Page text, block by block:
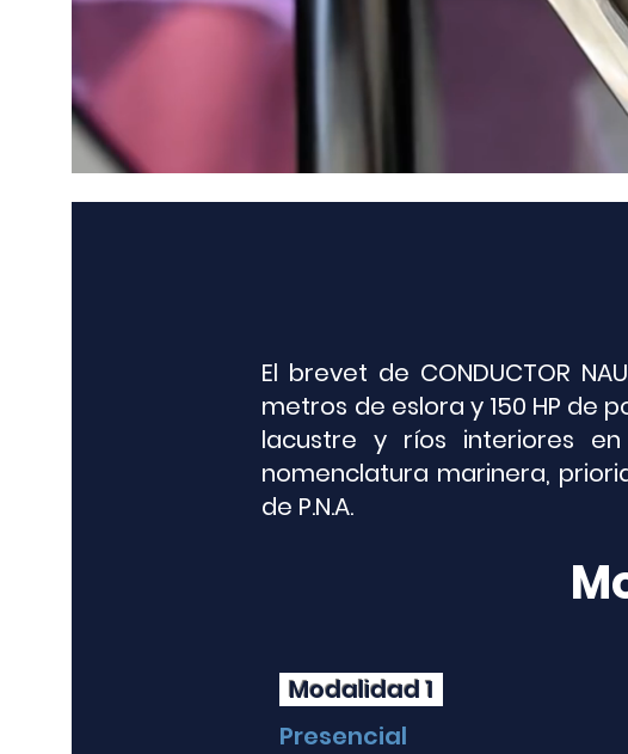
​El brevet de CONDUCTOR
metros de eslora y 150 HP de
lacustre y ríos interiores
nomenclatura marinera,
de P.N.A.
Modalidad 1
Presencial